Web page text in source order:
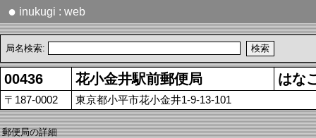
● inukugi : web
局名検索:
00436 花小金井駅前郵便局 はな
〒187-0002 東京都小平市花小金井1-9-13-101
郵便局の詳細